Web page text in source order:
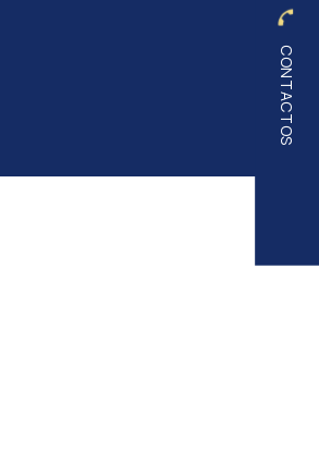
CONTACTOS